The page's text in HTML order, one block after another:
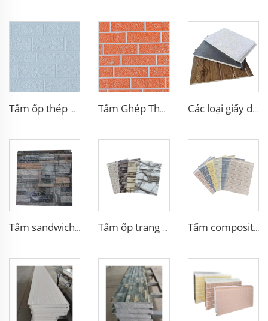
Tấm ốp thép mạ kẽm đúc kim loại, tấm vách ngoài và mái nhà cho nhà tiền chế, tấm sandwich polyurethane dùng ngoài trời Tấm Ghép Thép Chống Thời Tiết Cách Nhiệt Tấm Ốp Ngoại Thất Bằng Kim Loại Cách Nhiệt Tấm Ốp Dùng Cho Nhà Ở Các loại giấy dán tường bảng tường bảng kim loại bảng PU sandwich bảng tường ngoại thất bên ngoài kim loại
Tấm sandwich bọt polyurethane PU cách nhiệt bên ngoài tường gạch polyurethane Tấm ốp trang trí PU tấm sandwich tường polyurethane bọt ngoài trời dùng cho tường và mái Tấm composite tường ngoài kích thước tùy chỉnh hai mặt, Vật liệu mặt tiền ngoài